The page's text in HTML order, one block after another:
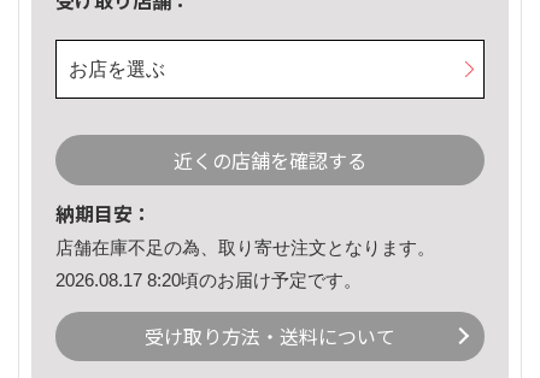
お店を選ぶ
近くの店舗を確認する
納期目安：
店舗在庫不足の為、取り寄せ注文となります。
2026.08.17 8:20頃のお届け予定です。
受け取り方法・送料について